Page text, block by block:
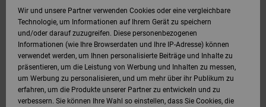
Wir und unsere Partner verwenden Cookies oder eine vergleichbare
Technologie, um Informationen auf Ihrem Gerät zu speichern
und/oder darauf zuzugreifen. Diese personenbezogenen
Informationen (wie Ihre Browserdaten und Ihre IP-Adresse) können
verwendet werden, um Ihnen personalisierte Beiträge und Inhalte zu
präsentieren, um die Leistung von Werbung und Inhalten zu messen,
um Werbung zu personalisieren, und um mehr über ihr Publikum zu
erfahren, um die Produkte unserer Partner zu entwickeln und zu
verbessern. Sie können Ihre Wahl so einstellen, dass Sie Cookies, die